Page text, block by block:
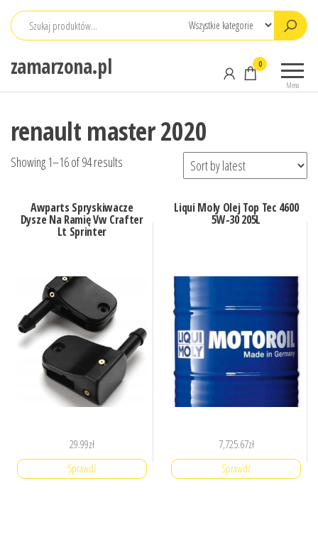
Przejdź
zamarzona.pl
Menu
0
renault master 2020
Showing 1–16 of 94 results
Awparts Spryskiwacze
Dysze Na Ramię Vw Crafter
Lt Sprinter
29.99zł
Sprawdź
Liqui Moly Olej Top Tec 4600
5W-30 205L
7,725.67zł
Sprawdź